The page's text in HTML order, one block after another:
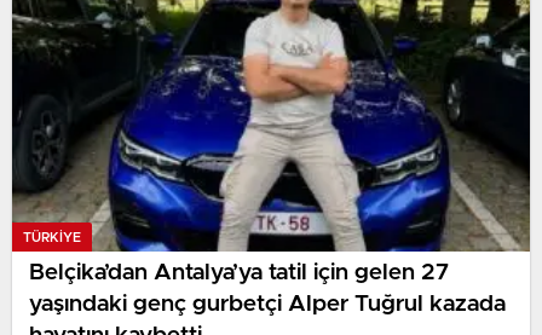
TÜRKIYE
Belçika’dan Antalya’ya tatil için gelen 27
yaşındaki genç gurbetçi Alper Tuğrul kazada